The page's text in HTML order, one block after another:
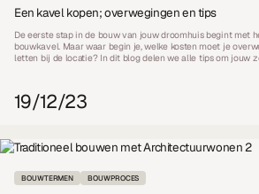
Een kavel kopen; overwegingen en tips
De eerste stap in de bouw van jouw droomhuis begint met
bouwkavel. Maar waar begin je, welke kosten moet je
letten bij de locatie? In dit blog delen we alle tips om jouw
19/12/23
BOUWTERMEN BOUWPROCES